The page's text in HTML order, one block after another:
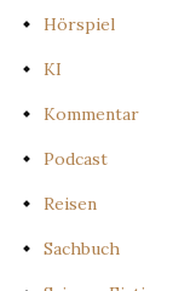
Hörspiel
KI
Kommentar
Podcast
Reisen
Sachbuch